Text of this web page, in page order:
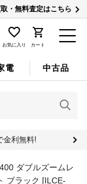
・無料査定はこちら
お気に入り カート
電 中古品
金利無料!
ダブルズームレ
ブラック [ILCE-